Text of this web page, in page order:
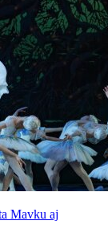
Mavku aj